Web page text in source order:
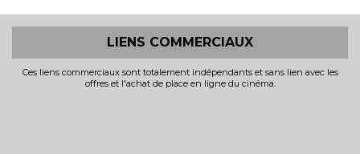
LIENS COMMERCIAUX
Ces liens commerciaux sont totalement indépendants et sans lien avec les
offres et l'achat de place en ligne du cinéma.